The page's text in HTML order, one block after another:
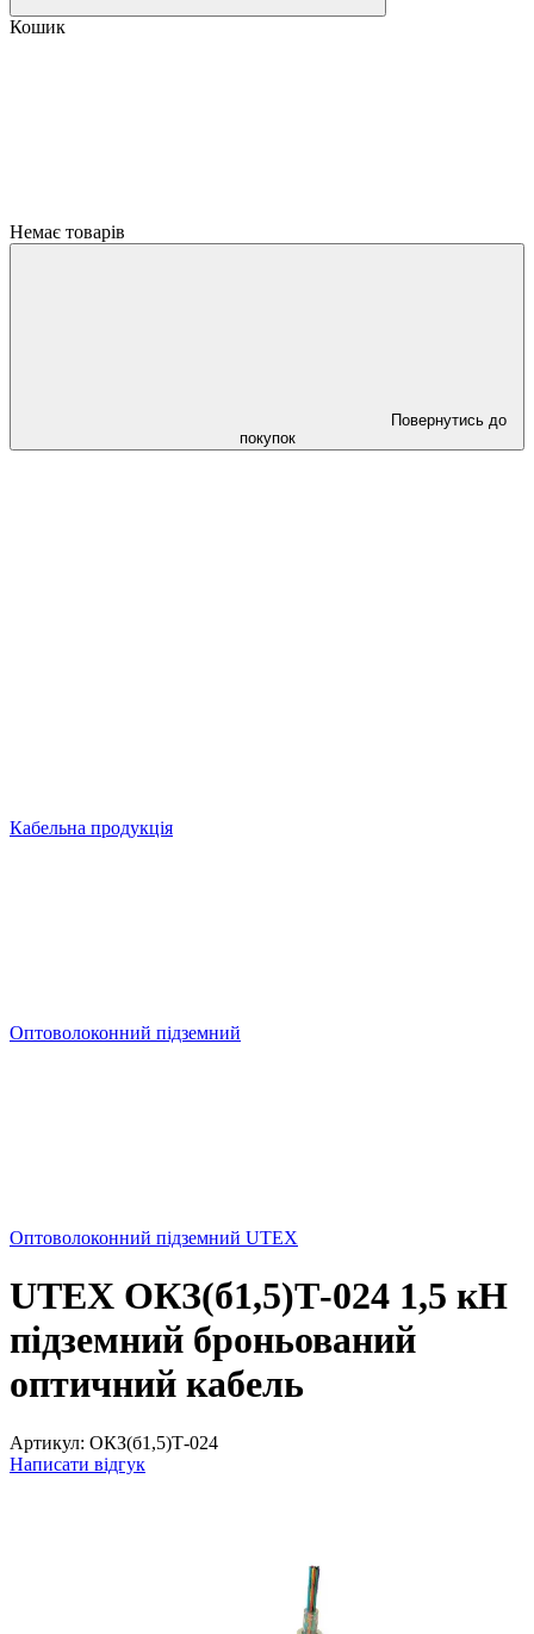
Кошик
Немає товарів
Повернутись до
покупок
Кабельна продукція
Оптоволоконний підземний
Оптоволоконний підземний UTEX
UTEX ОКЗ(б1,5)Т-024 1,5 кН
підземний броньований
оптичний кабель
Артикул: ОКЗ(б1,5)Т-024
Написати відгук